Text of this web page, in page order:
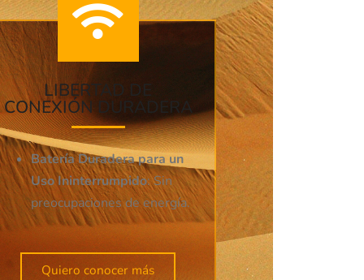
LIBERTAD DE
CONEXIÓN DURADERA
Batería Duradera para un
Uso Ininterrumpido: Sin
preocupaciones de energía.
Quiero conocer más